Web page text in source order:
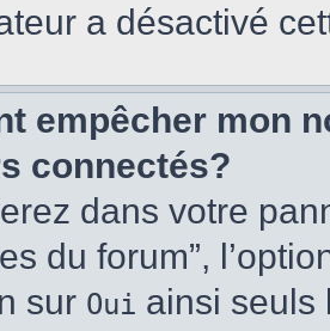
a désactivé
empêcher mon
connectés?
dans votre
du forum”,
sur Oui ainsi seuls